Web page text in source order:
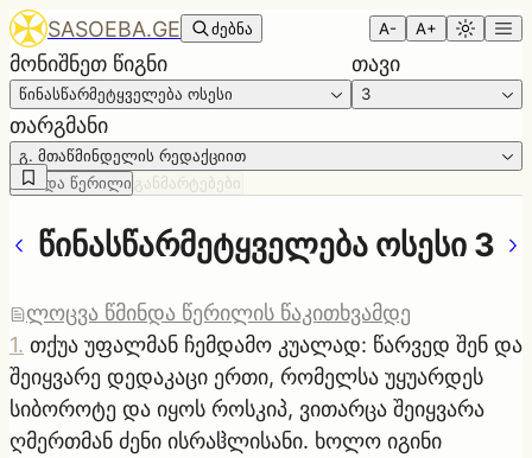
SASOEBA.GE ძებნა A- A+
მონიშნეთ წიგნი
წინასწარმეტყველება ოსესი
თავი
3
თარგმანი
გ. მთაწმინდელის რედაქციით
წმინდა წერილი განმარტებები
წინასწარმეტყველება ოსესი 3
ლოცვა წმინდა წერილის წაკითხვამდე
1. თქუა უფალმან ჩემდამო კუალად: წარვედ შენ და
შეიყვარე დედაკაცი ერთი, რომელსა უყუარდეს
სიბოროტე და იყოს როსკიპ, ვითარცა შეიყვარა
ღმერთმან ძენი ისრაჱლისანი. ხოლო იგინი